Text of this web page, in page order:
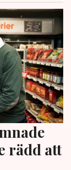
rädd att